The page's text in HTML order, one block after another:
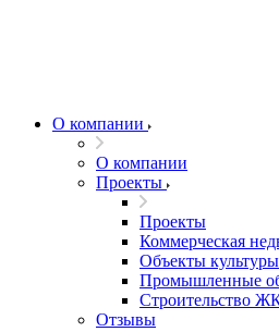
О компании
О компании
Проекты
Проекты
Коммерческая
Объекты культуры
Промышленные
Строительство
Отзывы